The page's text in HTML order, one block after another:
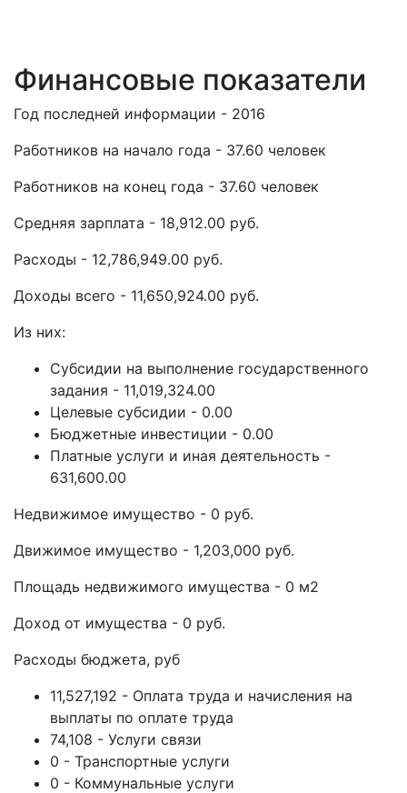
Финансовые показатели
Год последней информации - 2016
Работников на начало года - 37.60 человек
Работников на конец года - 37.60 человек
Средняя зарплата - 18,912.00 руб.
Расходы - 12,786,949.00 руб.
Доходы всего - 11,650,924.00 руб.
Из них:
Субсидии на выполнение государственного
задания - 11,019,324.00
Целевые субсидии - 0.00
Бюджетные инвестиции - 0.00
Платные услуги и иная деятельность -
631,600.00
Недвижимое имущество - 0 руб.
Движимое имущество - 1,203,000 руб.
Площадь недвижимого имущества - 0 м2
Доход от имущества - 0 руб.
Расходы бюджета, руб
11,527,192 - Оплата труда и начисления на
выплаты по оплате труда
74,108 - Услуги связи
0 - Транспортные услуги
0 - Коммунальные услуги